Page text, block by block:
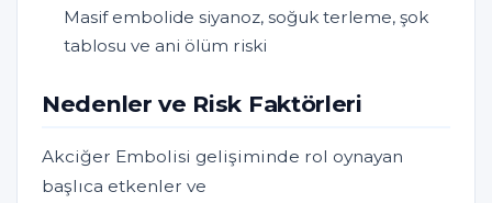
Masif embolide siyanoz, soğuk terleme, şok
tablosu ve ani ölüm riski
Nedenler ve Risk Faktörleri
Akciğer Embolisi gelişiminde rol oynayan
başlıca etkenler ve